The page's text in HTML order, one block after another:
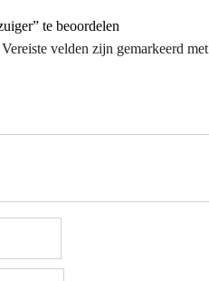
te beoordelen
Vereiste velden zijn gemarkeerd met